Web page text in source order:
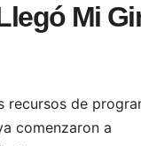
Mi
recursos de
comenzaron a